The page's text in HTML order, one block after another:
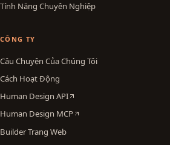
Tính Năng Chuyên Nghiệp
CÔNG TY
Câu Chuyện Của Chúng Tôi
Cách Hoạt Động
Human Design API
Human Design MCP
Builder Trang Web